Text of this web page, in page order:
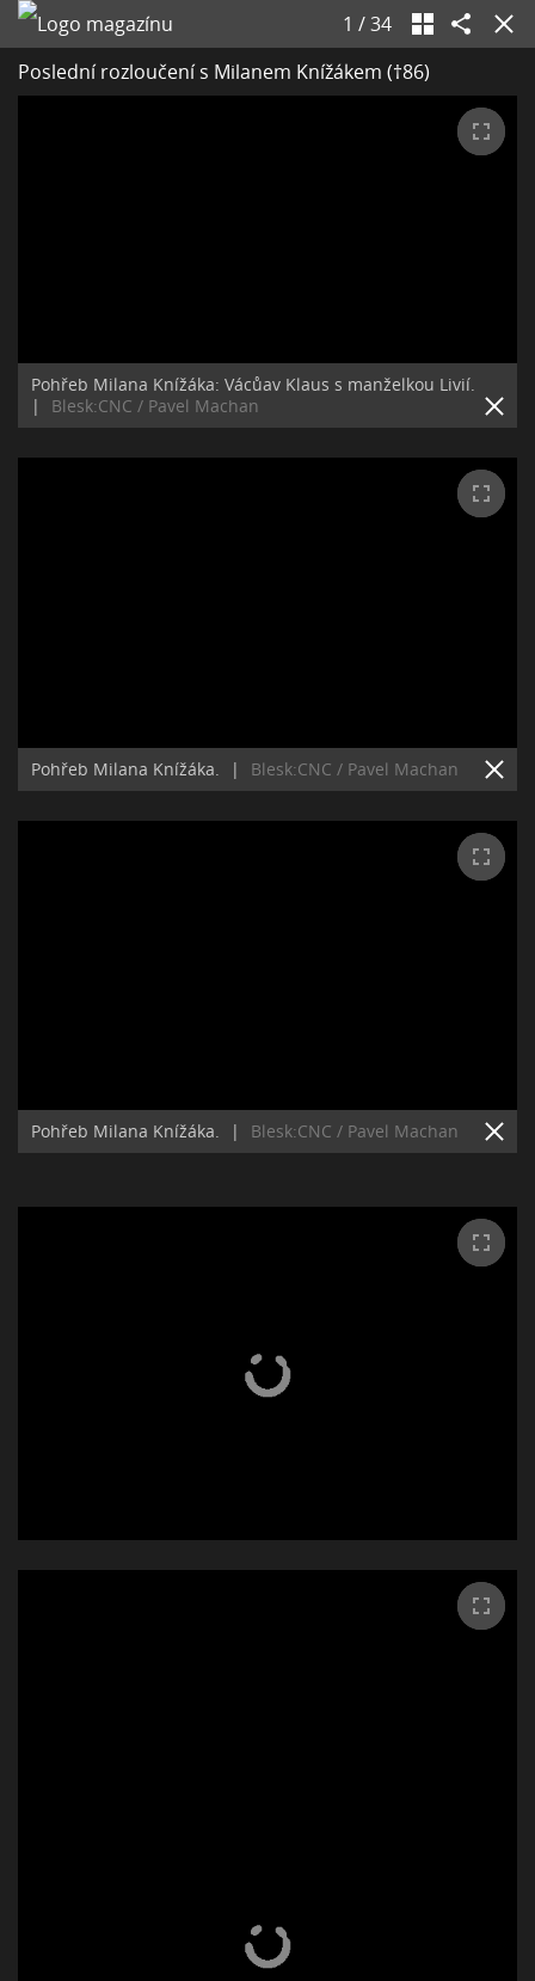
1 /34
Poslední rozloučení s Milanem Knížákem (†86)
Pohřeb Milana Knížáka: Vácůav Klaus s manželkou Livií.
|
Blesk:CNC / Pavel Machan
Pohřeb Milana Knížáka. | Blesk:CNC / Pavel Machan
Pohřeb Milana Knížáka. | Blesk:CNC / Pavel Machan